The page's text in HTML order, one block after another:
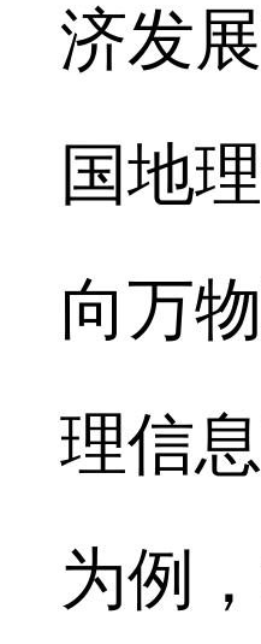
济发
国地
向万
理信
为例